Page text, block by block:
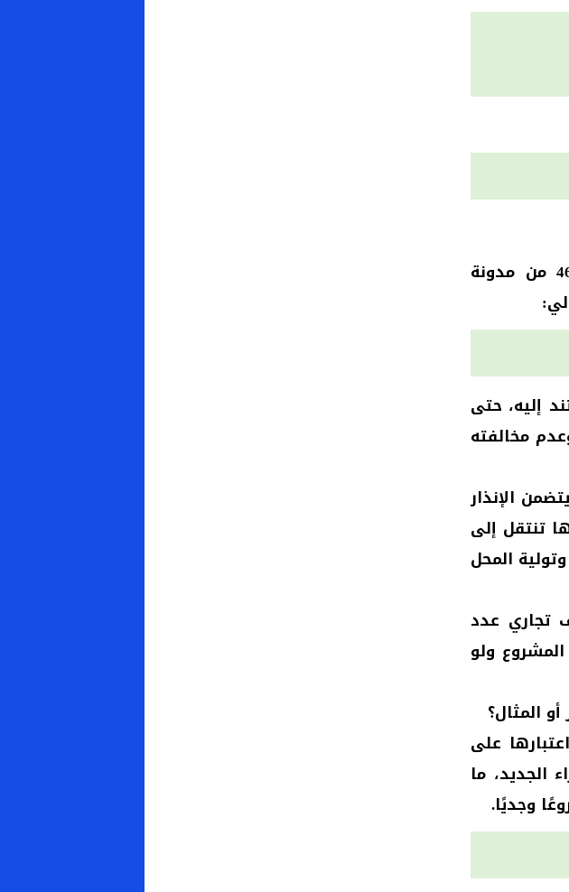
يتطلب الإشعار بالإفراغ، باعتباره إجراءً مسطريًا، وفقًا للمادة 46 من مدونة
إليه، حتى
مخالفته
الإنذار
تنتقل إلى
المحل
النقض عدد 181 بتاريخ 16/02/2012 (ملف تجاري عدد
المشروع ولو
المثال؟
اعتبارها على
الجديد، ما
وجديًا.